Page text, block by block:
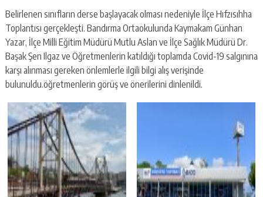
Belirlenen sınıfların derse başlayacak olması nedeniyle İlçe Hıfzısıhha
Toplantısı gerçekleşti. Bandırma Ortaokulunda Kaymakam Günhan
Yazar, İlçe Milli Eğitim Müdürü Mutlu Aslan ve İlçe Sağlık Müdürü Dr.
Başak Şen Ilgaz ve Öğretmenlerin katıldığı toplamda Covid-19 salgınına
karşı alınması gereken önlemlerle ilgili bilgi alış verişinde
bulunuldu.öğretmenlerin görüş ve önerilerini dinlenildi.